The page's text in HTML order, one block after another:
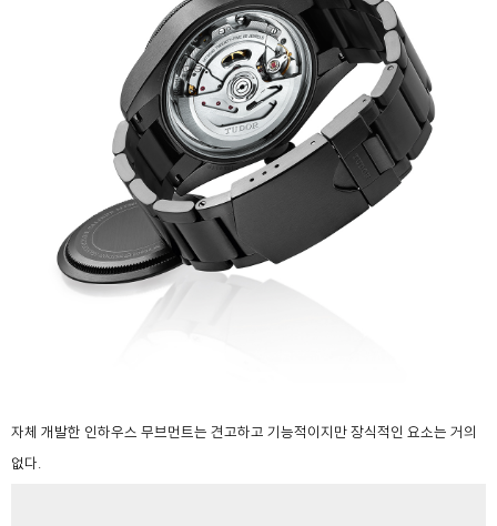
자체 개발한 인하우스 무브먼트는 견고하고 기능적이지만 장식적인 요소는 거의
없다.